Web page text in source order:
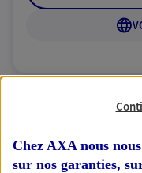
Protection
Chez AXA nous
sur nos garanties,